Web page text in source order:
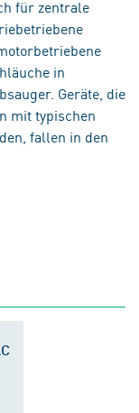
für zentrale
in
Geräte, die
mit typischen
fallen in den